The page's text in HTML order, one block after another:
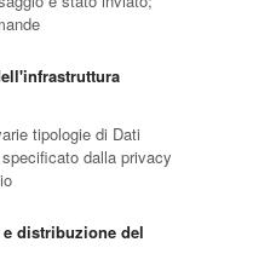
tipologie di Dati
dalla privacy
distribuzione del